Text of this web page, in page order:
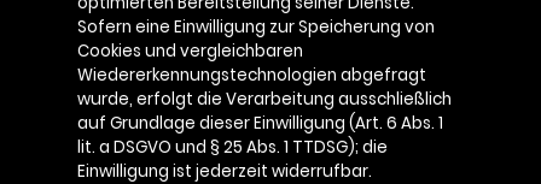
Sofern eine Einwilligung zur Speicherung von
Cookies und vergleichbaren
Wiedererkennungstechnologien abgefragt
wurde, erfolgt die Verarbeitung ausschließlich
auf Grundlage dieser Einwilligung (Art. 6 Abs. 1
lit. a DSGVO und § 25 Abs. 1 TTDSG); die
Einwilligung ist jederzeit widerrufbar.